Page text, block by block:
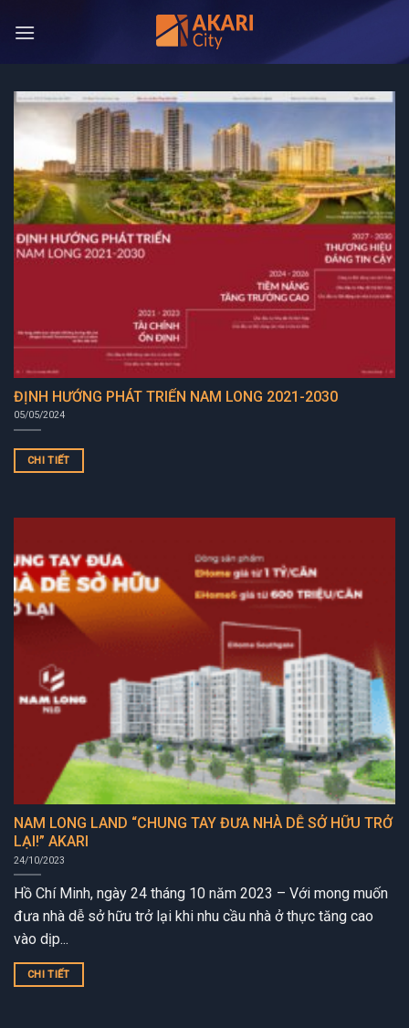
qua
ĐỊNH HƯỚNG PHÁT TRIỂN NAM LONG 2021-2030
05/05/2024
CHI TIẾT
NAM LONG LAND “CHUNG TAY ĐƯA NHÀ DỄ SỞ HỮU TRỞ
LẠI!” AKARI
24/10/2023
Hồ Chí Minh, ngày 24 tháng 10 năm 2023 – Với mong muốn
đưa nhà dễ sở hữu trở lại khi nhu cầu nhà ở thực tăng cao
vào dịp...
CHI TIẾT